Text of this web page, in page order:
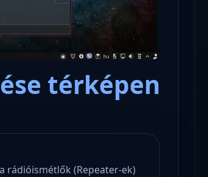
térképen
rádióismétlők (Repeater-ek)
Microsoft odaadta a kulcsokat a
hatóságoknak, hogy visszafejthessék
az adatokat.